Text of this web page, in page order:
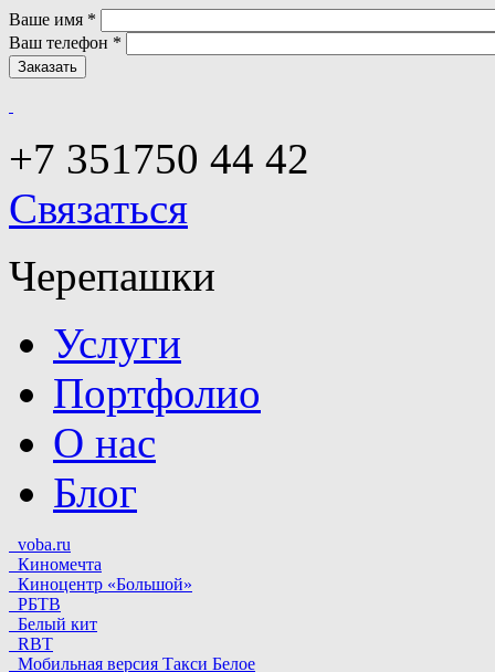
Ваше имя *
Ваш телефон *
+7 351750 44 42
Связаться
Черепашки
Услуги
Портфолио
О нас
Блог
voba.ru
Киномечта
Киноцентр «Большой»
РБТВ
Белый кит
RBT
Мобильная версия Такси Белое